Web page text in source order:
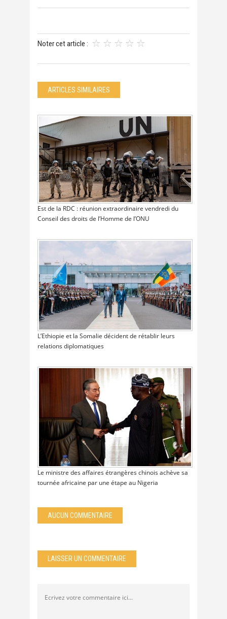
Noter cet article :
ARTICLES SIMILAIRES
Est de la RDC : réunion extraordinaire vendredi du
Conseil des droits de l’Homme de l’ONU
L’Ethiopie et la Somalie décident de rétablir leurs
relations diplomatiques
Le ministre des affaires étrangères chinois achève sa
tournée africaine par une étape au Nigeria
AUCUN COMMENTAIRE
LAISSER UN COMMENTAIRE